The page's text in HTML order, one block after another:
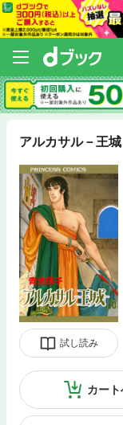
アルカサル－王
試し読み
カート